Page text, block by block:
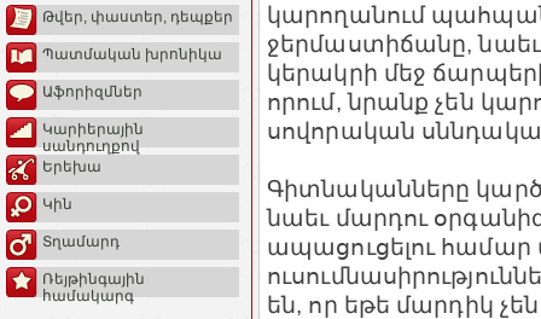
Թվեր, փաստեր, դեպքեր
Պատմական խրոնիկա
Աֆորիզմներ
Կարիերային
սանդուղքով
Երեխա
Կին
Տղամարդ
Ռեյթինգային
համակարգ
կարողանում
ջերմաստիճանը,
կերակրի մեջ
որում, նրանք չեն
սովորական
Գիտնականները
նաեւ մարդու
ապացուցելու
են, որ եթե մարդիկ